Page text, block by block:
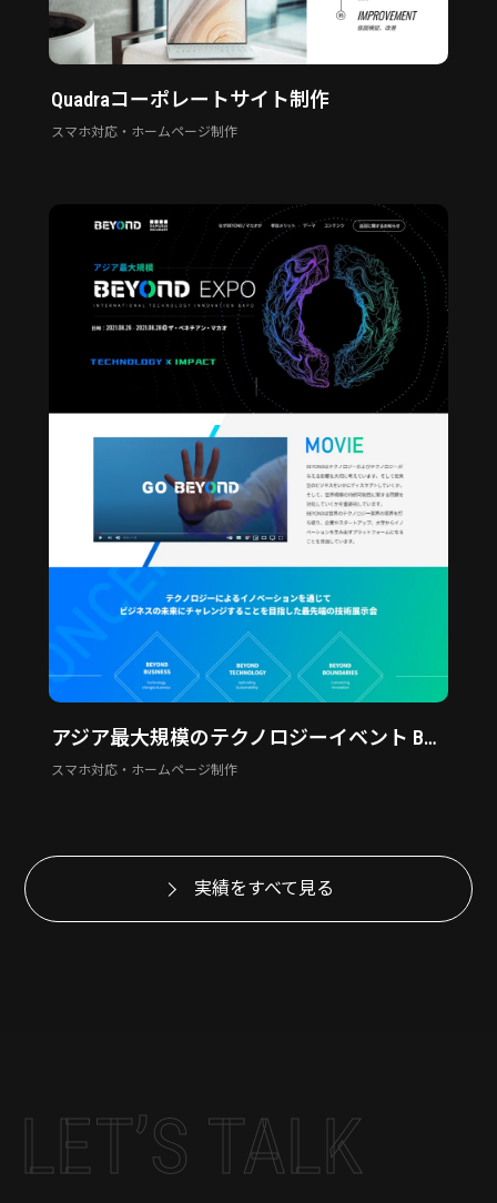
Quadraコーポレートサイト制作
スマホ対応・ホームページ制作
アジア最大規模のテクノロジーイベント BEYOND EXPO
スマホ対応・ホームページ制作
実績をすべて見る
LET’S TALK